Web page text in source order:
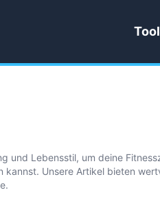
und Lebensstil, um deine
Unsere Artikel bieten